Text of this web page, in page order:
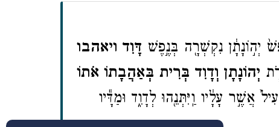
יְה֣וֹנָתָ֔ן נִקְשְׁרָ֖ה בְּנֶ֣פֶשׁ דָּוִ֑ד ויאהבו
יְהוֹנָתָ֛ן וְדָוִ֖ד בְּרִ֑ית בְּאַהֲבָת֥וֹ אֹת֖וֹ
אֲשֶׁ֣ר עָלָ֔יו וַֽיִּתְּנֵ֖הוּ לְדָוִ֑ד וּמַדָּ֕יו